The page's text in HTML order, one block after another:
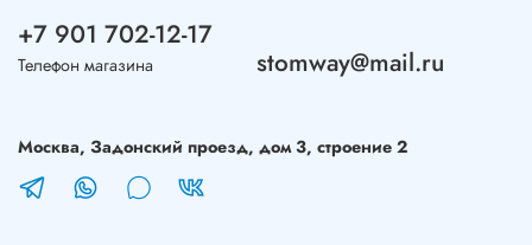
+7 901 702-12-17
Телефон магазина stomway@mail.ru
Москва, Задонский проезд, дом 3, строение 2